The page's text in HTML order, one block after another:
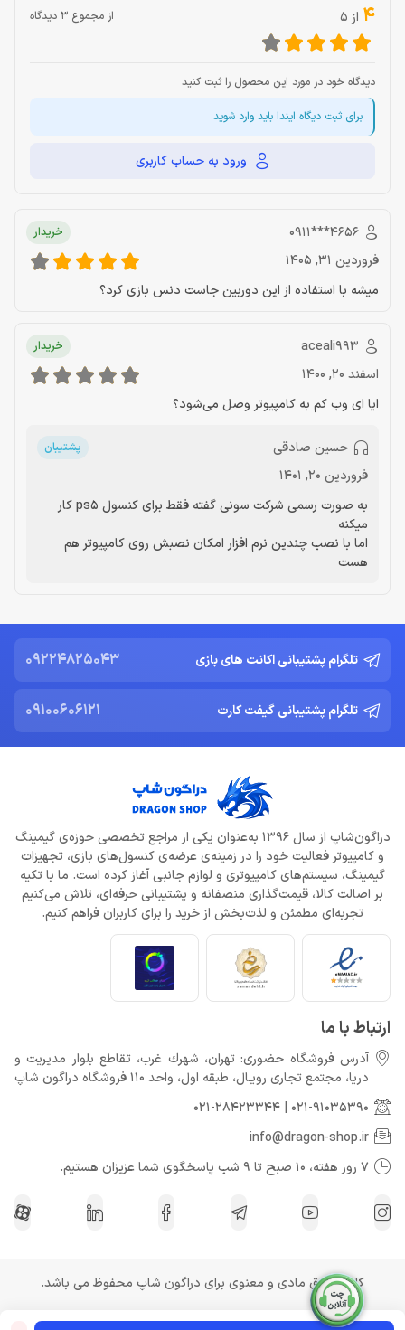
4 از 5 از مجموع 3 دیدگاه
دیدگاه خود در مورد این محصول را ثبت کنید
برای ثبت دیگاه ایندا باید وارد شوید
ورود به حساب کاربری
‎0911***4656‎ خریدار
فروردین 31, 1405
میشه با استفاده از این دوربین جاست دنس بازی کرد؟
aceali993 خریدار
اسفند 20, 1400
ایا ای وب کم به کامپیوتر وصل می‌شود؟
حسین صادقی پشتیبان
فروردین 20, 1401
به صورت رسمی شرکت سونی گفته فقط برای کنسول ps5 کار
میکنه
اما با نصب چندین نرم افزار امکان نصبش روی کامپیوتر هم
هست
تلگرام پشتیبانی اکانت های بازی 09224825043
تلگرام پشتیبانی گیفت کارت 09100606121
دراگون‌شاپ از سال 1396 به‌عنوان یکی از مراجع تخصصی حوزه‌ی گیمینگ
و کامپیوتر فعالیت خود را در زمینه‌ی عرضه‌ی کنسول‌های بازی، تجهیزات
گیمینگ، سیستم‌های کامپیوتری و لوازم جانبی آغاز کرده است. ما با تکیه
بر اصالت کالا، قیمت‌گذاری منصفانه و پشتیبانی حرفه‌ای، تلاش می‌کنیم
تجربه‌ای مطمئن و لذت‌بخش از خرید را برای کاربران فراهم کنیم.
ارتباط با ما
آدرس فروشگاه حضوری: تهران، شهرك غرب، تقاطع بلوار مدیریت و
دريا، مجتمع تجارى رويـال، طبقه اول، واحد 110 فروشگاه دراگون شاپ
021-91035390
021-28423344
info@dragon-shop.ir
7 روز هفته، 10 صبح تا 9 شب پاسخگوی شما عزیزان هستیم.
کلیه حقوق مادی و معنوی برای دراگون شاپ محفوظ می باشد.